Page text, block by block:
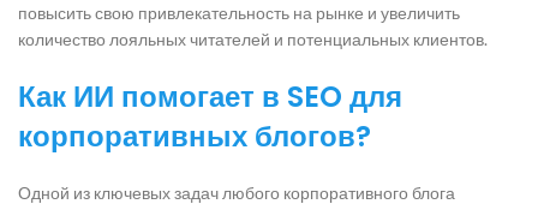
повысить свою привлекательность на рынке и увеличить
количество лояльных читателей и потенциальных клиентов.
Как ИИ помогает в SEO для
корпоративных блогов?
Одной из ключевых задач любого корпоративного блога